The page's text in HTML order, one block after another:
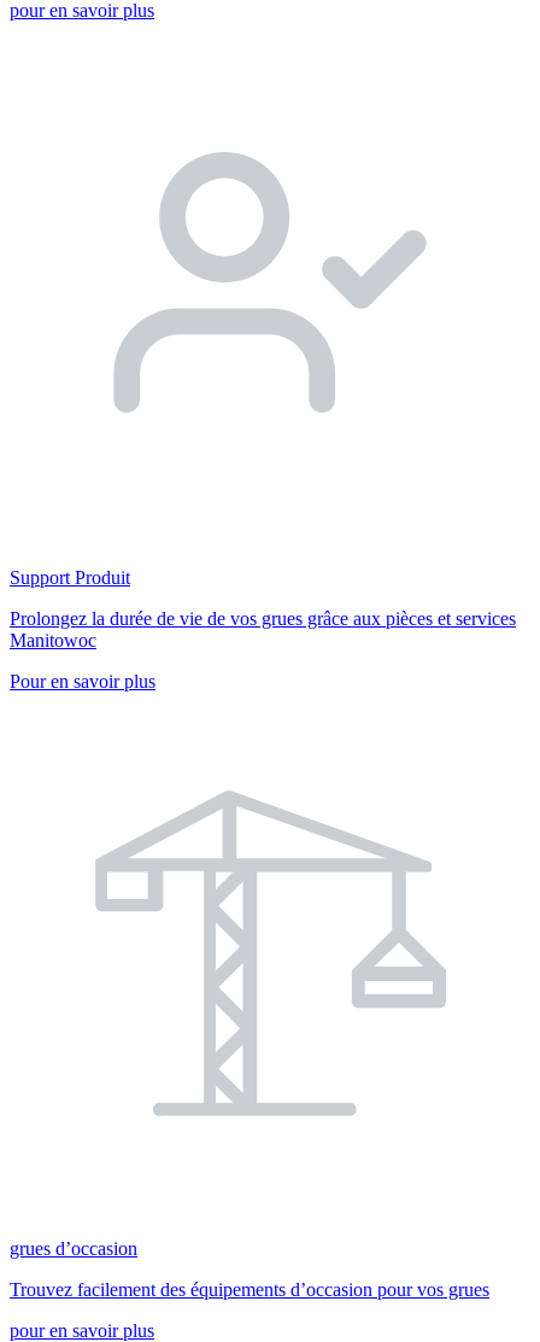
pour en savoir plus
Support Produit
Prolongez la durée de vie de vos grues grâce aux pièces et services
Manitowoc
Pour en savoir plus
grues d’occasion
Trouvez facilement des équipements d’occasion pour vos grues
pour en savoir plus